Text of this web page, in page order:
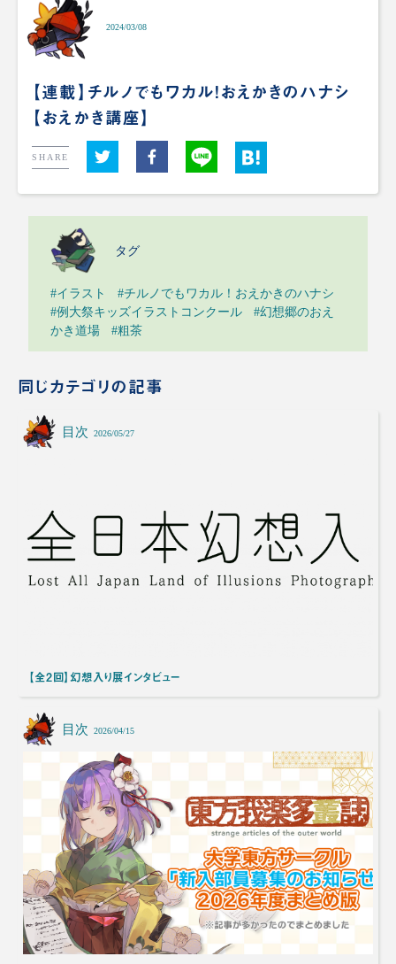
2024/03/08
【連載】チルノでもワカル！おえかきのハナシ
【おえかき講座】
SHARE
タグ
#イラスト
#チルノでもワカル！おえかきのハナシ
#例大祭キッズイラストコンクール
#幻想郷のおえ
かき道場
#粗茶
同じカテゴリの記事
目次 2026/05/27
【全2回】幻想入り展インタビュー
目次 2026/04/15